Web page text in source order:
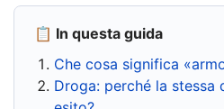
📋 In questa guida
Che cosa significa
Droga: perché la stessa